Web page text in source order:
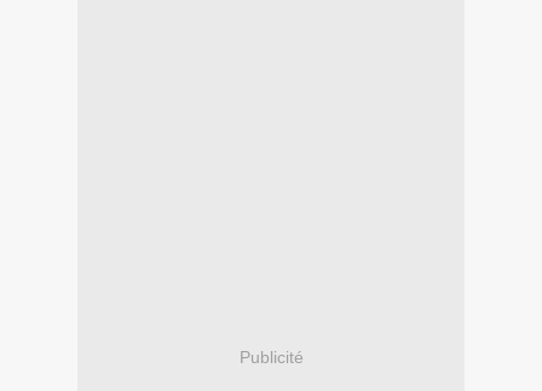
Publicité